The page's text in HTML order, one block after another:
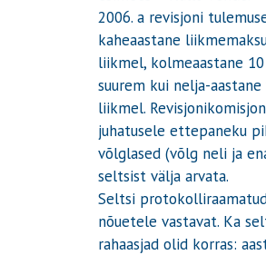
2006. a revisjoni
kaheaastane
liikmel, kolmeaastane
suurem kui nelja-
liikmel.
juhatusele ettepaneku
võlglased (võlg neli ja
seltsist välja arvata.
Seltsi
nõuetele vastavat. Ka
rahaasjad olid korras: